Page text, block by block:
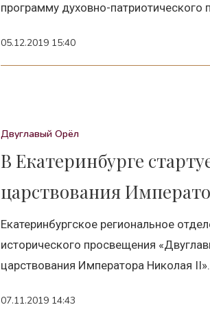
программу духовно-патриотического
05.12.2019 15:40
Двуглавый Орёл
В Екатеринбурге
царствования
Екатеринбургское региональное
исторического просвещения
царствования Императора Николая II».
07.11.2019 14:43